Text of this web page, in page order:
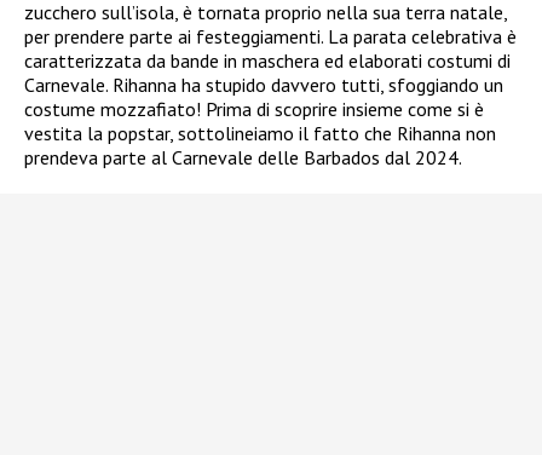
zucchero sull’isola, è tornata proprio nella sua terra natale,
per prendere parte ai festeggiamenti. La parata celebrativa è
caratterizzata da bande in maschera ed elaborati costumi di
Carnevale. Rihanna ha stupido davvero tutti, sfoggiando un
costume mozzafiato! Prima di scoprire insieme come si è
vestita la popstar, sottolineiamo il fatto che Rihanna non
prendeva parte al Carnevale delle Barbados dal 2024.